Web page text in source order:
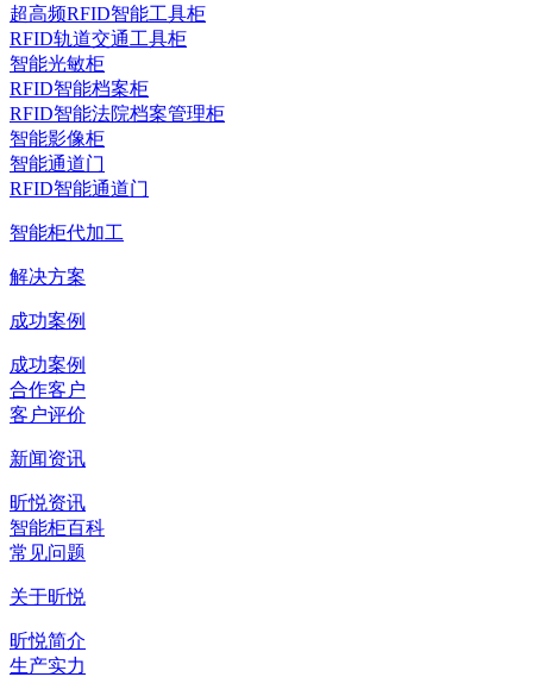
超高频RFID智能工具柜
RFID轨道交通工具柜
智能光敏柜
RFID智能档案柜
RFID智能法院档案管理柜
智能影像柜
智能通道门
RFID智能通道门
智能柜代加工
解决方案
成功案例
成功案例
合作客户
客户评价
新闻资讯
昕悦资讯
智能柜百科
常见问题
关于昕悦
昕悦简介
生产实力